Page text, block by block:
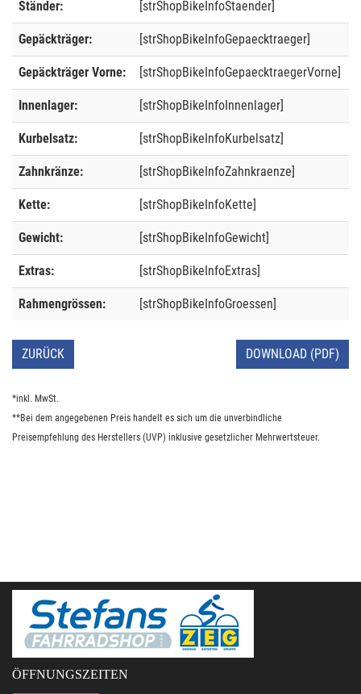
Ständer: [strShopBikeInfoStaender]
Gepäckträger: [strShopBikeInfoGepaecktraeger]
Gepäckträger Vorne: [strShopBikeInfoGepaecktraegerVorne]
Innenlager: [strShopBikeInfoInnenlager]
Kurbelsatz: [strShopBikeInfoKurbelsatz]
Zahnkränze: [strShopBikeInfoZahnkraenze]
Kette: [strShopBikeInfoKette]
Gewicht: [strShopBikeInfoGewicht]
Extras: [strShopBikeInfoExtras]
Rahmengrössen: [strShopBikeInfoGroessen]
ZURÜCK DOWNLOAD (PDF)
*inkl. MwSt.
**Bei dem angegebenen Preis handelt es sich um die unverbindliche
Preisempfehlung des Herstellers (UVP) inklusive gesetzlicher Mehrwertsteuer.
ÖFFNUNGSZEITEN